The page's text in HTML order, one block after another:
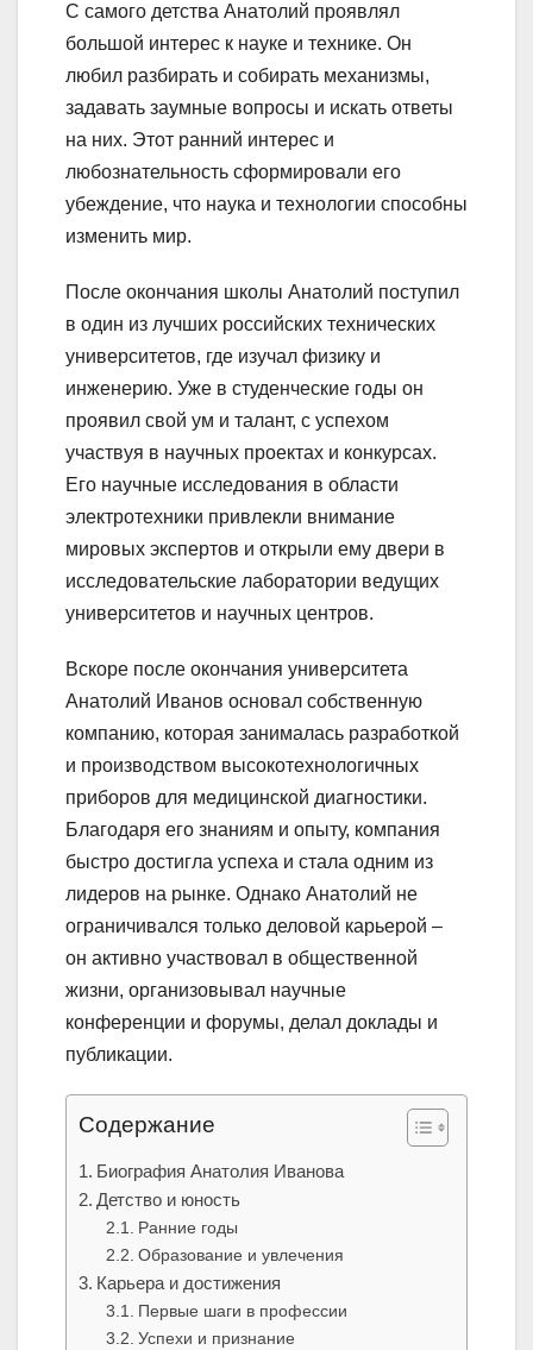
С самого детства Анатолий проявлял
большой интерес к науке и технике. Он
любил разбирать и собирать механизмы,
задавать заумные вопросы и искать ответы
на них. Этот ранний интерес и
любознательность сформировали его
убеждение, что наука и технологии способны
изменить мир.
После окончания школы Анатолий поступил
в один из лучших российских технических
университетов, где изучал физику и
инженерию. Уже в студенческие годы он
проявил свой ум и талант, с успехом
участвуя в научных проектах и конкурсах.
Его научные исследования в области
электротехники привлекли внимание
мировых экспертов и открыли ему двери в
исследовательские лаборатории ведущих
университетов и научных центров.
Вскоре после окончания университета
Анатолий Иванов основал собственную
компанию, которая занималась разработкой
и производством высокотехнологичных
приборов для медицинской диагностики.
Благодаря его знаниям и опыту, компания
быстро достигла успеха и стала одним из
лидеров на рынке. Однако Анатолий не
ограничивался только деловой карьерой –
он активно участвовал в общественной
жизни, организовывал научные
конференции и форумы, делал доклады и
публикации.
Содержание
Биография Анатолия Иванова
Детство и юность
Ранние годы
Образование и увлечения
Карьера и достижения
Первые шаги в профессии
Успехи и признание